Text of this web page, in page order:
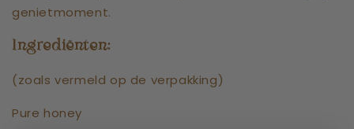
genietmoment.
Ingrediënten:
(zoals vermeld op de verpakking)
Pure honey